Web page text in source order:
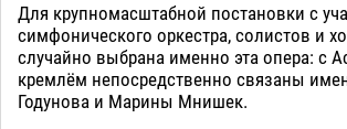
Для крупномасштабной постановки с
симфонического оркестра, солистов и
случайно выбрана именно эта опера: с
кремлём непосредственно связаны
Годунова и Марины Мнишек.